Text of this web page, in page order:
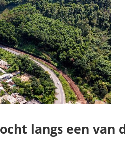
niets tijdens je verblijf
langs een van